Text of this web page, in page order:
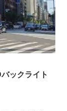
ックライト